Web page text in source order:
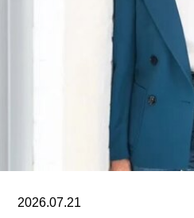
已达到9750万美元。同时
捐赠者向范德堡大学旧金
黄仁勋在一份声明中表示
代创作者，进一步巩固旧
的文化基础。“技术拓展了
术与设计决定了我们为何
2026.07.21